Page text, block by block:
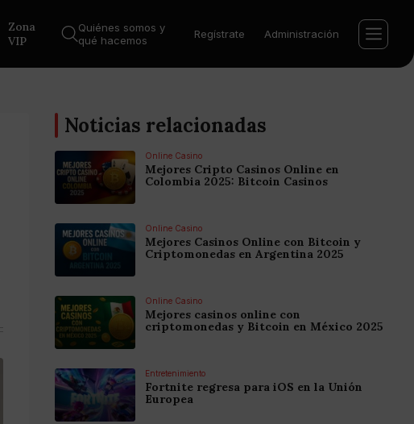
Zona
VIP
Quiénes somos y
qué hacemos
Regístrate Administración
Noticias relacionadas
Online Casino
Mejores Cripto Casinos Online en
Colombia 2025: Bitcoin Casinos
Online Casino
Mejores Casinos Online con Bitcoin y
Criptomonedas en Argentina 2025
Online Casino
Mejores casinos online con
criptomonedas y Bitcoin en México 2025
Entretenimiento
Fortnite regresa para iOS en la Unión
Europea